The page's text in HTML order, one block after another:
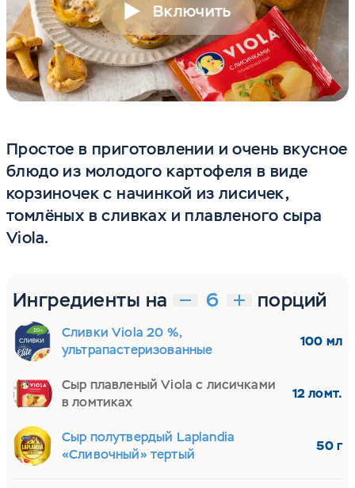
Включить
Простое в приготовлении и очень вкусное
блюдо из молодого картофеля в виде
корзиночек с начинкой из лисичек,
томлёных в сливках и плавленого сыра
Viola.
Ингредиенты на порций
Сливки Viola 20 %,
ультрапастеризованные
100 мл
Сыр плавленый Viola с лисичками
в ломтиках
12 ломт.
Сыр полутвердый Laplandia
«Сливочный» тертый
50 г